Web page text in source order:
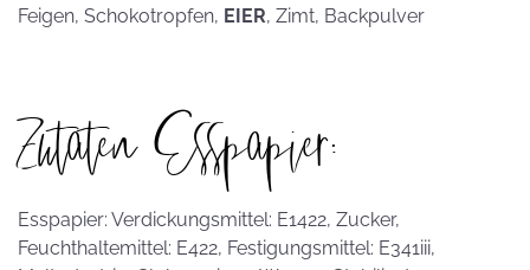
Feigen, Schokotropfen, EIER, Zimt, Backpulver
Zutaten Esspapier:
Esspapier: Verdickungsmittel: E1422, Zucker,
Feuchthaltemittel: E422, Festigungsmittel: E341iii,